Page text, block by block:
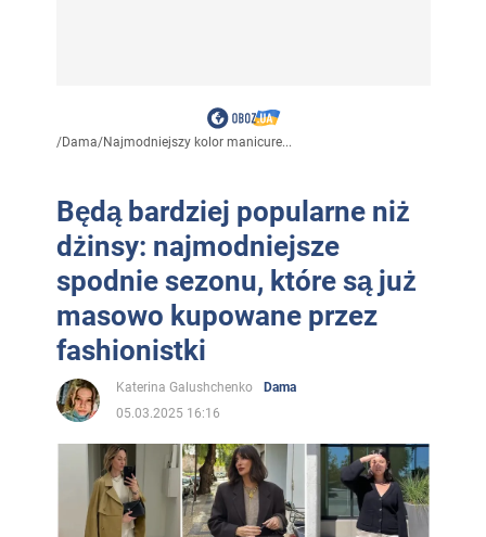
/Dama/Najmodniejszy kolor manicure...
Będą bardziej popularne niż
dżinsy: najmodniejsze
spodnie sezonu, które są już
masowo kupowane przez
fashionistki
Katerina Galushchenko
Dama
05.03.2025 16:16